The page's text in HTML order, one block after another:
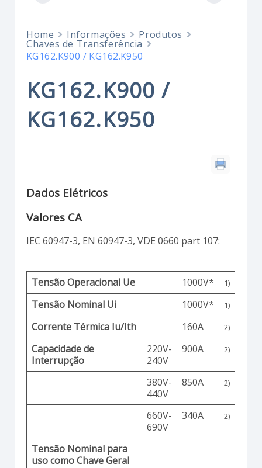
Home Informações Produtos
Chaves de Transferência
KG162.K900 / KG162.K950
KG162.K900 /
KG162.K950
Dados Elétricos
Valores CA
IEC 60947-3, EN 60947-3, VDE 0660 part 107:
Tensão Operacional Ue 1000V* 1)
Tensão Nominal Ui 1000V* 1)
Corrente Térmica Iu/Ith 160A 2)
Capacidade de
Interrupção
220V-
240V
900A 2)
380V-
440V
850A 2)
660V-
690V
340A 2)
Tensão Nominal para
uso como Chave Geral